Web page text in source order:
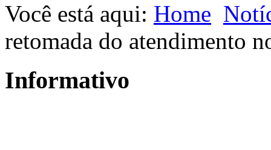
Você está aqui: Home
retomada do atendimento
Informativo